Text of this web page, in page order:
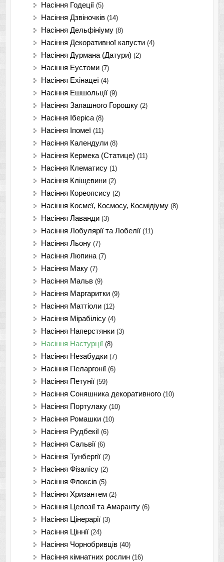
Насіння Годеції (5)
Насіння Дзвіночків (14)
Насіння Дельфініуму (8)
Насіння Декоративної капусти (4)
Насіння Дурмана (Датури) (2)
Насіння Еустоми (7)
Насіння Ехінацеї (4)
Насіння Ешшольції (9)
Насіння Запашного Горошку (2)
Насіння Іберіса (8)
Насіння Іпомеї (11)
Насіння Календули (8)
Насіння Кермека (Статице) (11)
Насіння Клематису (1)
Насіння Кліщевини (2)
Насіння Кореопсису (2)
Насіння Космеї, Космосу, Космідіуму (8)
Насіння Лаванди (3)
Насіння Лобулярії та Лобелії (11)
Насіння Льону (7)
Насіння Люпина (7)
Насіння Маку (7)
Насіння Мальв (9)
Насіння Маргаритки (9)
Насіння Маттіоли (12)
Насіння Мірабілісу (4)
Насіння Наперстянки (3)
Насіння Настурції (8)
Насіння Незабудки (7)
Насіння Пеларгонії (6)
Насіння Петунії (59)
Насіння Соняшника декоративного (10)
Насіння Портулаку (10)
Насіння Ромашки (10)
Насіння Рудбекії (6)
Насіння Сальвії (6)
Насіння Тунбергії (2)
Насіння Фізалісу (2)
Насіння Флоксів (5)
Насіння Хризантем (2)
Насіння Целозії та Амаранту (6)
Насіння Цінерарії (3)
Насіння Ціннії (24)
Насіння Чорнобривців (40)
Насіння кімнатних рослин (16)